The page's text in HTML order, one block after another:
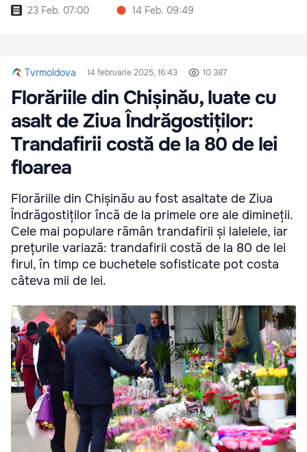
23 Feb. 07:00
14 Feb. 09:49
Tvrmoldova 14 februarie 2025, 16:43 10 387
Florăriile din Chișinău, luate cu
asalt de Ziua Îndrăgostiților:
Trandafirii costă de la 80 de lei
floarea
Florăriile din Chișinău au fost asaltate de Ziua
Îndrăgostiților încă de la primele ore ale dimineții.
Cele mai populare rămân trandafirii și lalelele, iar
prețurile variază: trandafirii costă de la 80 de lei
firul, în timp ce buchetele sofisticate pot costa
câteva mii de lei.